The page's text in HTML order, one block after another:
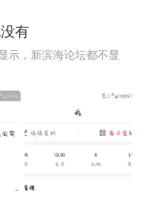
有
示，新滨海论坛都不显